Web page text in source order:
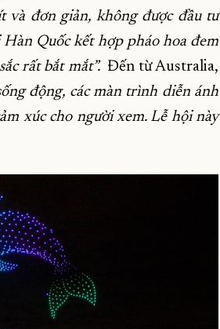
đơn giản, không được đầu tư
Quốc kết hợp pháo hoa đem
rất bắt mắt”. Đến từ Australia,
động, các màn trình diễn ánh
xúc cho người xem. Lễ hội này